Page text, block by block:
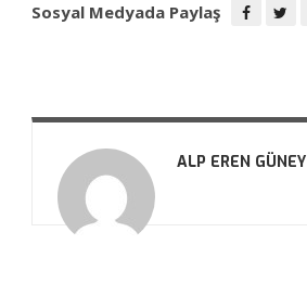
Sosyal Medyada Paylaş
ALP EREN GÜNEY